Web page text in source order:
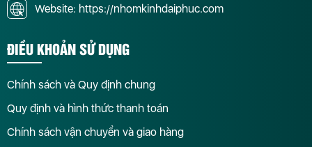
Website: https://nhomkinhdaiphuc.com
ĐIỀU KHOẢN SỬ DỤNG
Chính sách và Quy định chung
Quy định và hình thức thanh toán
Chính sách vận chuyển và giao hàng